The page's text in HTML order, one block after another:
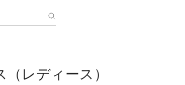
レディース）